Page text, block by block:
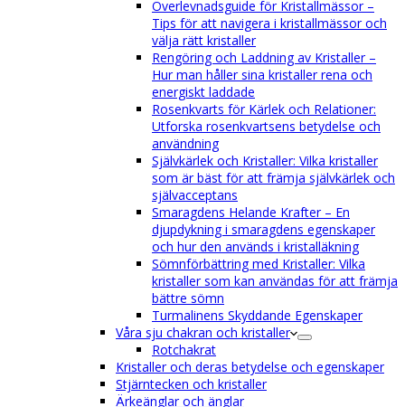
Överlevnadsguide för Kristallmässor –
Tips för att navigera i kristallmässor och
välja rätt kristaller
Rengöring och Laddning av Kristaller –
Hur man håller sina kristaller rena och
energiskt laddade
Rosenkvarts för Kärlek och Relationer:
Utforska rosenkvartsens betydelse och
användning
Självkärlek och Kristaller: Vilka kristaller
som är bäst för att främja självkärlek och
självacceptans
Smaragdens Helande Krafter – En
djupdykning i smaragdens egenskaper
och hur den används i kristalläkning
Sömnförbättring med Kristaller: Vilka
kristaller som kan användas för att främja
bättre sömn
Turmalinens Skyddande Egenskaper
Våra sju chakran och kristaller
Rotchakrat
Kristaller och deras betydelse och egenskaper
Stjärntecken och kristaller
Ärkeänglar och änglar